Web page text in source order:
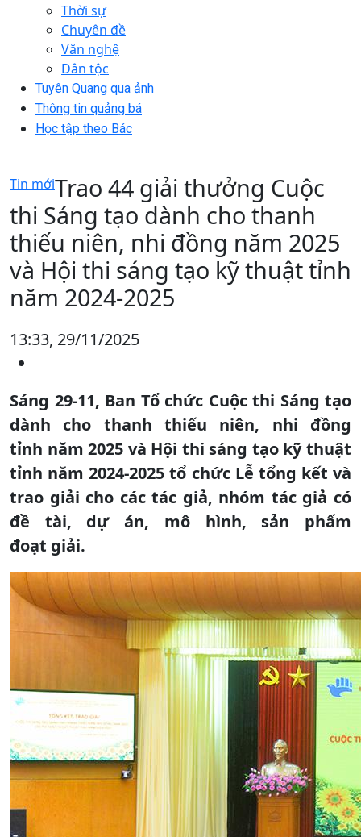
Thời sự
Chuyên đề
Văn nghệ
Dân tộc
Tuyên Quang qua ảnh
Thông tin quảng bá
Học tập theo Bác
Tin mớiTrao 44 giải thưởng Cuộc
thi Sáng tạo dành cho thanh
thiếu niên, nhi đồng năm 2025
và Hội thi sáng tạo kỹ thuật tỉnh
năm 2024-2025
13:33, 29/11/2025
Sáng 29-11, Ban Tổ chức Cuộc thi Sáng tạo
dành cho thanh thiếu niên, nhi đồng
tỉnh năm 2025 và Hội thi sáng tạo kỹ thuật
tỉnh năm 2024-2025 tổ chức Lễ tổng kết và
trao giải cho các tác giả, nhóm tác giả có
đề tài, dự án, mô hình, sản phẩm
đoạt giải.